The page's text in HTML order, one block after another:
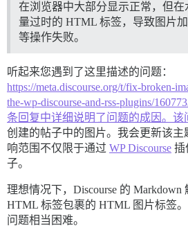
在浏览器中大部分显示正常，但
量过时的 HTML 标签，导致图片
等操作失败。
听起来您遇到了这里描述的问题：
https://meta.discourse.org/t/fix-broken-
the-wp-discourse-and-rss-plugins/
条回复中详细说明了问题的成因。该
创建的帖子中的图片。我会更新该
响范围不仅限于通过 WP Discourse 插
子。
理想情况下，Discourse 的
HTML 标签包裹的 HTML 图片标签
问题相当困难。